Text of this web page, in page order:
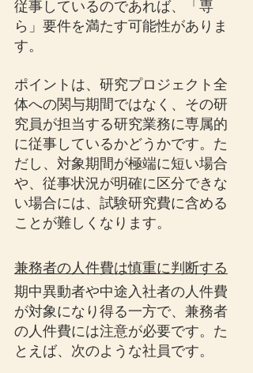
従事しているのであれば、「専
ら」要件を満たす可能性がありま
す。
ポイントは、研究プロジェクト全
体への関与期間ではなく、その研
究員が担当する研究業務に専属的
に従事しているかどうかです。た
だし、対象期間が極端に短い場合
や、従事状況が明確に区分できな
い場合には、試験研究費に含める
ことが難しくなります。
兼務者の人件費は慎重に判断する
期中異動者や中途入社者の人件費
が対象になり得る一方で、兼務者
の人件費には注意が必要です。た
とえば、次のような社員です。